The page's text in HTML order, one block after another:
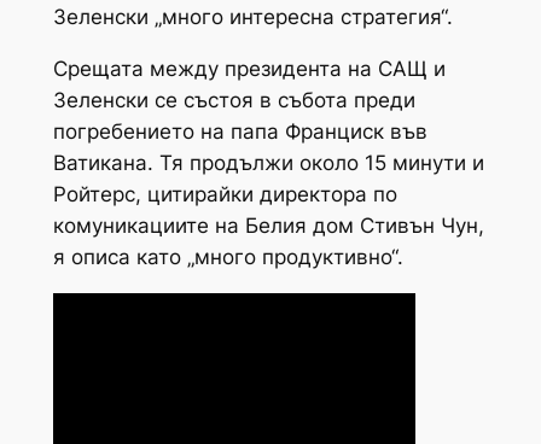
Зеленски „много интересна стратегия“.
Срещата между президента на САЩ и
Зеленски се състоя в събота преди
погребението на папа Франциск във
Ватикана. Тя продължи около 15 минути и
Ройтерс, цитирайки директора по
комуникациите на Белия дом Стивън Чун,
я описа като „много продуктивно“.